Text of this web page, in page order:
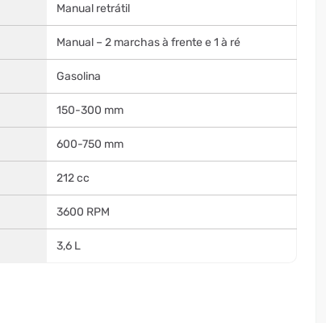
Manual retrátil
Manual – 2 marchas à frente e 1 à ré
Gasolina
150-300 mm
600-750 mm
212 cc
3600 RPM
3,6 L